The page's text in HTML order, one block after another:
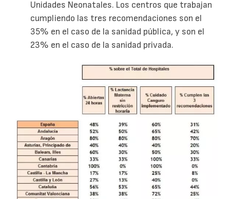
Unidades Neonatales. Los centros que trabajan
cumpliendo las tres recomendaciones son el
35% en el caso de la sanidad pública, y son el
23% en el caso de la sanidad privada.